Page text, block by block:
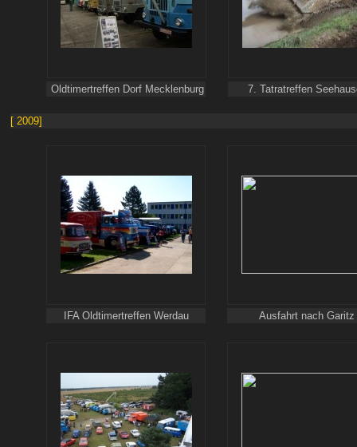
Oldtimertreffen Dorf Mecklenburg 7. Tatratreffen
[ 2009]
IFA Oldtimertreffen Werdau Ausfahrt nach Garitz